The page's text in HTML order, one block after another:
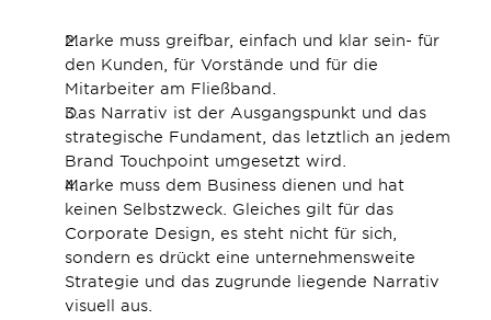
Marke muss greifbar, einfach und klar sein- für
den Kunden, für Vorstände und für die
Mitarbeiter am Fließband.
Das Narrativ ist der Ausgangspunkt und das
strategische Fundament, das letztlich an jedem
Brand Touchpoint umgesetzt wird.
Marke muss dem Business dienen und hat
keinen Selbstzweck. Gleiches gilt für das
Corporate Design, es steht nicht für sich,
sondern es drückt eine unternehmensweite
Strategie und das zugrunde liegende Narrativ
visuell aus.